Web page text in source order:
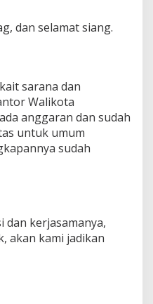
dan selamat siang.
sarana dan
Walikota
anggaran dan sudah
untuk umum
sudah
dan kerjasamanya,
akan kami jadikan